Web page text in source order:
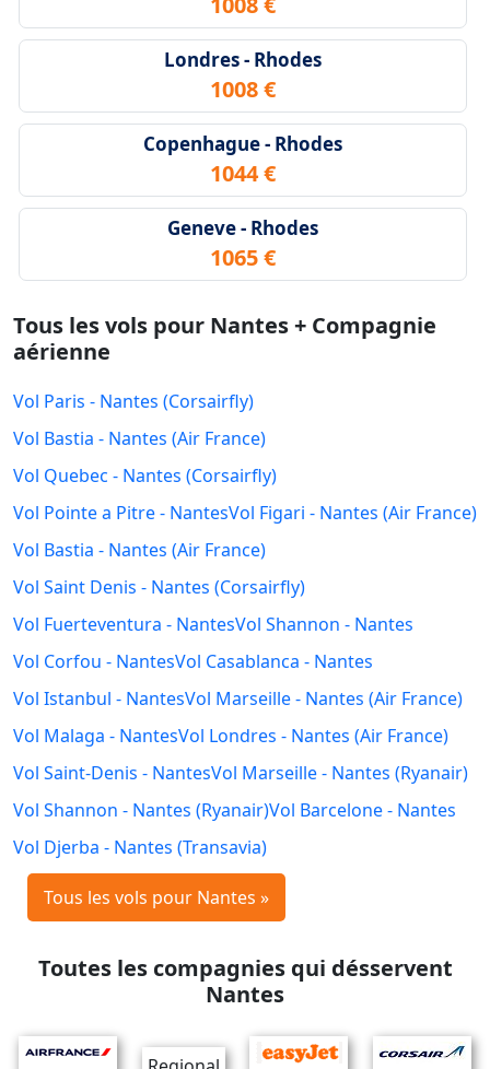
Londres - Rhodes
1008 €
Copenhague - Rhodes
1044 €
Geneve - Rhodes
1065 €
Tous les vols pour Nantes + Compagnie
aérienne
Vol Paris - Nantes (Corsairfly)
Vol Bastia - Nantes (Air France)
Vol Quebec - Nantes (Corsairfly)
Vol Pointe a Pitre - NantesVol Figari - Nantes (Air France)
Vol Bastia - Nantes (Air France)
Vol Saint Denis - Nantes (Corsairfly)
Vol Fuerteventura - NantesVol Shannon - Nantes
Vol Corfou - NantesVol Casablanca - Nantes
Vol Istanbul - NantesVol Marseille - Nantes (Air France)
Vol Malaga - NantesVol Londres - Nantes (Air France)
Vol Saint-Denis - NantesVol Marseille - Nantes (Ryanair)
Vol Shannon - Nantes (Ryanair)Vol Barcelone - Nantes
Vol Djerba - Nantes (Transavia)
Tous les vols pour Nantes »
Toutes les compagnies qui désservent
Nantes